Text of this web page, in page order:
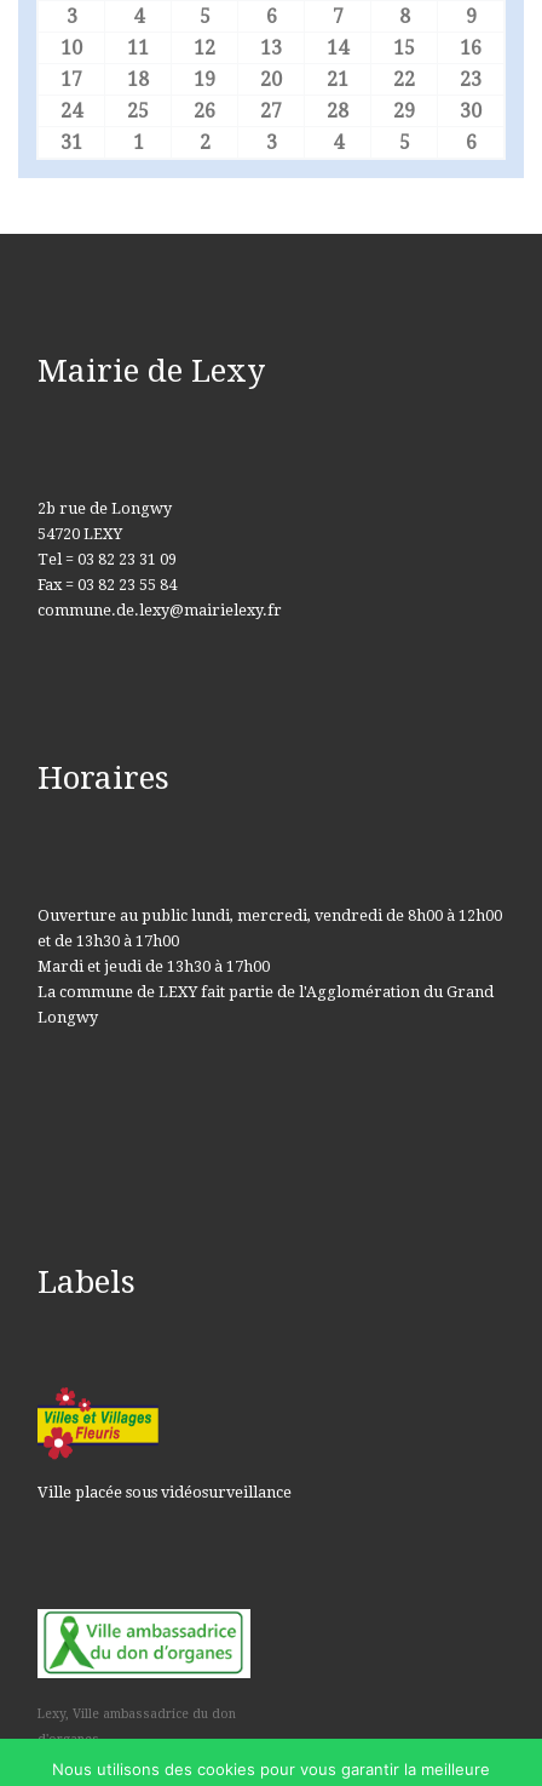
3 3 août 2026
44 août 2026
5 5 août 2026
6 6 août 2026
7 7 août 2026
8 8 août 2026
9
10 10 août 2026
11 11 août 2026
12 12 août 2026
13 13 août 2026
1414 août 2026
15 15 août 2026
16
17 17 août 2026
18 18 août 2026
19 19 août 2026
20 20 août 2026
21 21 août 2026
22 22 août 2026
23
2424 août 2026
25 25 août 2026
26 26 août 2026
27 27 août 2026
28 28 août 2026
29 29 août 2026
30
31 31 août 2026
1 1 septembre 2026
2 2 septembre 2026
3 3 septembre 2026
44 septembre 2026
5 5 septembre
6
Mairie de Lexy
2b rue de Longwy
54720 LEXY
Tel = 03 82 23 31 09
Fax = 03 82 23 55 84
commune.de.lexy@mairielexy.fr
Horaires
Ouverture au public lundi, mercredi, vendredi de 8h00 à 12h00
et de 13h30 à 17h00
Mardi et jeudi de 13h30 à 17h00
La commune de LEXY fait partie de l'Agglomération du Grand
Longwy
Labels
Ville placée sous vidéosurveillance
Lexy, Ville ambassadrice du don
d'organes
Nous utilisons des cookies pour vous garantir la meilleure